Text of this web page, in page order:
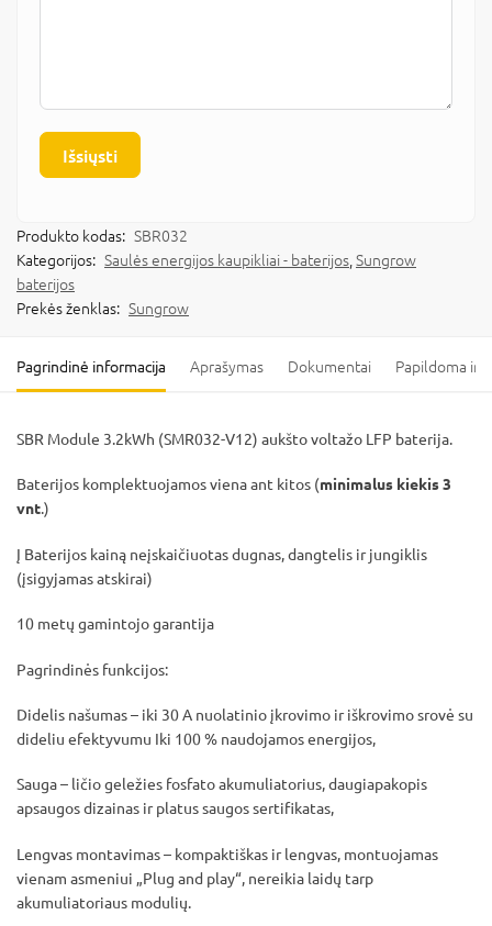
Išsiųsti
Produkto kodas: SBR032
Kategorijos: Saulės energijos kaupikliai - baterijos Sungrow
baterijos
Prekės ženklas: Sungrow
Pagrindinė informacija Aprašymas Dokumentai Papildoma
SBR Module 3.2kWh (SMR032-V12) aukšto voltažo LFP baterija.
Baterijos komplektuojamos viena ant kitos (minimalus kiekis 3
vnt.)
Į Baterijos kainą neįskaičiuotas dugnas, dangtelis ir jungiklis
(įsigyjamas atskirai)
10 metų gamintojo garantija
Pagrindinės funkcijos:
Didelis našumas – iki 30 A nuolatinio įkrovimo ir iškrovimo srovė su
dideliu efektyvumu Iki 100 % naudojamos energijos,
Sauga – ličio geležies fosfato akumuliatorius, daugiapakopis
apsaugos dizainas ir platus saugos sertifikatas,
Lengvas montavimas – kompaktiškas ir lengvas, montuojamas
vienam asmeniui „Plug and play“, nereikia laidų tarp
akumuliatoriaus modulių.